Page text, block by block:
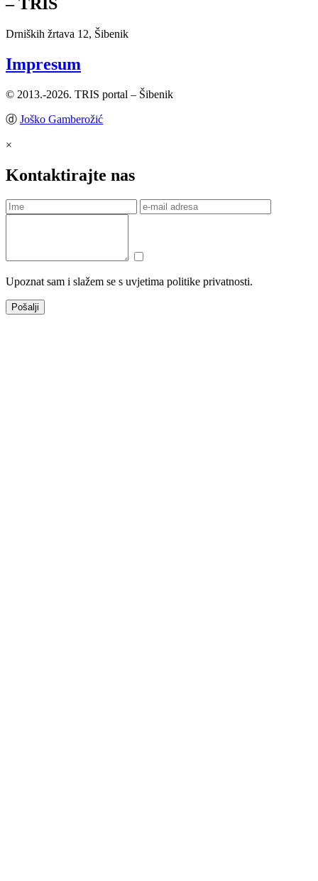
– TRIS
Drniških žrtava 12, Šibenik
Impresum
© 2013.-2026. TRIS portal – Šibenik
ⓓ Joško Gamberožić
×
Kontaktirajte nas
Upoznat sam i slažem se s uvjetima politike privatnosti.
Pošalji